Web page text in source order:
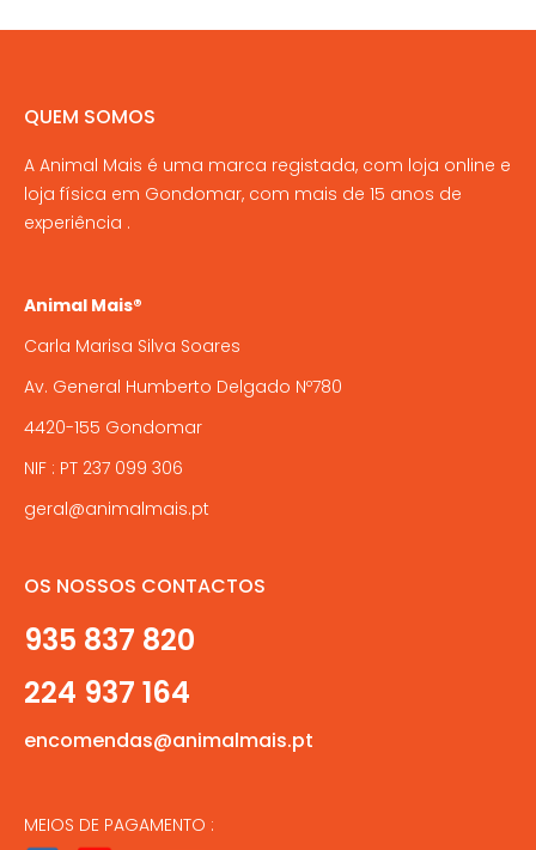
QUEM SOMOS
A Animal Mais é uma marca registada, com loja online e
loja física em Gondomar, com mais de 15 anos de
experiência .
Animal Mais®
Carla Marisa Silva Soares
Av. General Humberto Delgado Nº780
4420-155 Gondomar
NIF : PT 237 099 306
geral@animalmais.pt
OS NOSSOS CONTACTOS
935 837 820
224 937 164
encomendas@animalmais.pt
MEIOS DE PAGAMENTO :